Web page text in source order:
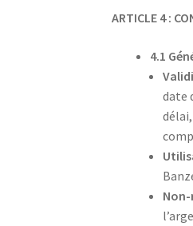
ARTICLE 4 :
4.1
date